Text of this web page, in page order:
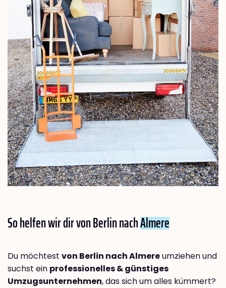
So helfen wir dir von Berlin nachAlmere
Du möchtest von Berlin nach Almereumziehen und
suchst ein professionelles & günstiges
Umzugsunternehmen, das sich um alles kümmert?